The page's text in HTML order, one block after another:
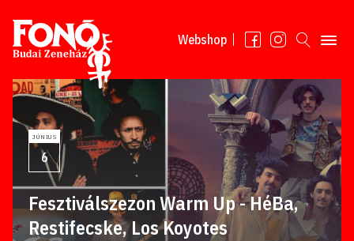
Tovább a tartalomhoz
Webshop
JÚNIUS
6
Fesztiválszezon Warm Up - HéBa,
Restifecske, Los Koyotes